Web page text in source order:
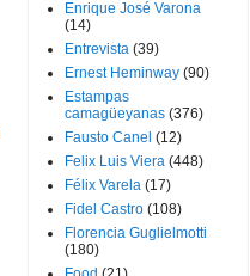
Enrique José Varona
(14)
Entrevista (39)
Ernest Heminway (90)
Estampas
camagüeyanas (376)
Fausto Canel (12)
Felix Luis Viera (448)
Félix Varela (17)
Fidel Castro (108)
Florencia Guglielmotti
(180)